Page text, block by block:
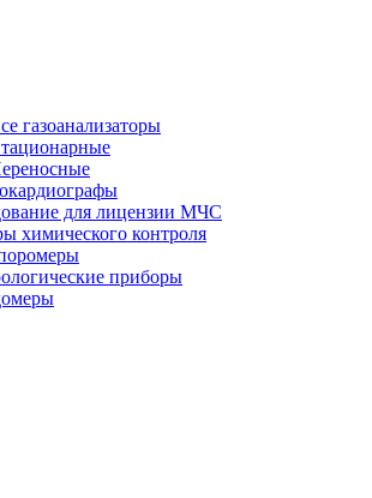
газоанализаторы
для лицензии МЧС
химического контроля
приборы